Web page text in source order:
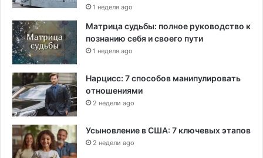
1 неделя ago
Матрица судьбы: полное руководство к
познанию себя и своего пути
1 неделя ago
Нарцисс: 7 способов манипулировать
отношениями
2 недели ago
Усыновление в США: 7 ключевых этапов
2 недели ago